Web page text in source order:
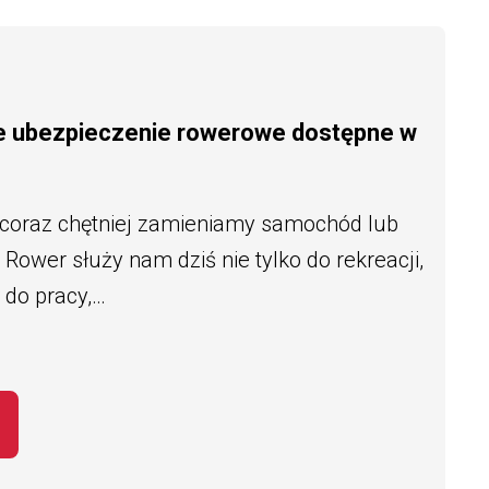
ubezpieczenie rowerowe dostępne w
chętniej zamieniamy samochód lub
służy nam dziś nie tylko do rekreacji,
pracy,…